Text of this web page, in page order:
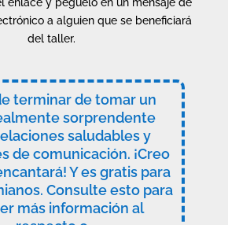
a alguien que se beneficiará
del taller.
terminar de tomar un
sorprendente
saludables y
de comunicación. ¡Creo
Y es gratis para
Consulte esto para
más información al